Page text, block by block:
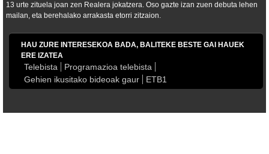
13 urte zituela joan zen Realera jokatzera. Oso gazte izan zuen debuta lehen
mailan, eta berehalako arrakasta etorri zitzaion.
HAU ZURE INTERESEKOA BADA, BALITEKE BESTE GAI HAUEK
ERE IZATEA
Telebista
Programazioa telebista
Gehien ikusitako bideoak gaur
ETB1